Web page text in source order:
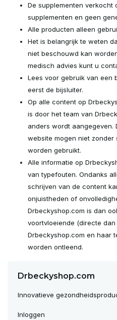
De supplementen verkocht
supplementen en geen
Alle producten alleen
Het is belangrijk te weten
niet beschouwd kan
medisch advies kunt u
Lees voor gebruik van een
eerst de bijsluiter.
Op alle content op
is door het team van
anders wordt aangegeven.
website mogen niet zonder
worden gebruikt.
Alle informatie op
van typefouten. Ondanks
schrijven van de content
onjuistheden of
Drbeckyshop.com is dan
voortvloeiende (directe
Drbeckyshop.com en haar
worden ontleend.
Drbeckyshop.com
Innovatieve
Inloggen